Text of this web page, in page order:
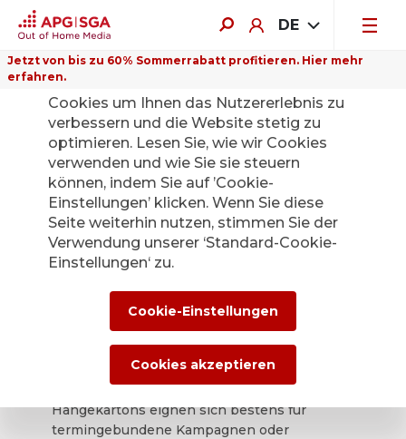
DE
Jetzt von bis zu 60% Sommerrabatt profitieren. Hier mehr
erfahren.
Hängekarton
Hängekartons eignen sich bestens für
termingebundene Kampagnen oder
Auf dieser Website verwenden wir
Cookies um Ihnen das Nutzererlebnis zu
verbessern und die Website stetig zu
optimieren. Lesen Sie, wie wir Cookies
verwenden und wie Sie sie steuern
können, indem Sie auf ’Cookie-
Einstellungen’ klicken. Wenn Sie diese
Seite weiterhin nutzen, stimmen Sie der
Verwendung unserer ‘Standard-Cookie-
Einstellungen‘ zu.
Cookie-Einstellungen
Cookies akzeptieren